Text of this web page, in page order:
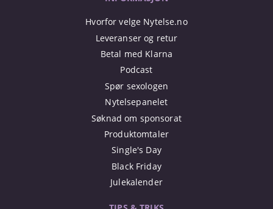
Hvorfor velge Nytelse.no
Leveranser og retur
Betal med Klarna
Podcast
Spør sexologen
Nytelsepanelet
Søknad om sponsorat
Produktomtaler
Single's Day
Black Friday
Julekalender